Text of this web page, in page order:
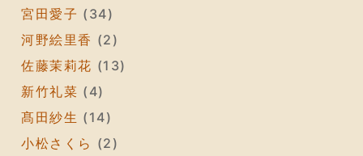
宮田愛子 (34)
河野絵里香 (2)
佐藤茉莉花 (13)
新竹礼菜 (4)
髙田紗生 (14)
小松さくら (2)